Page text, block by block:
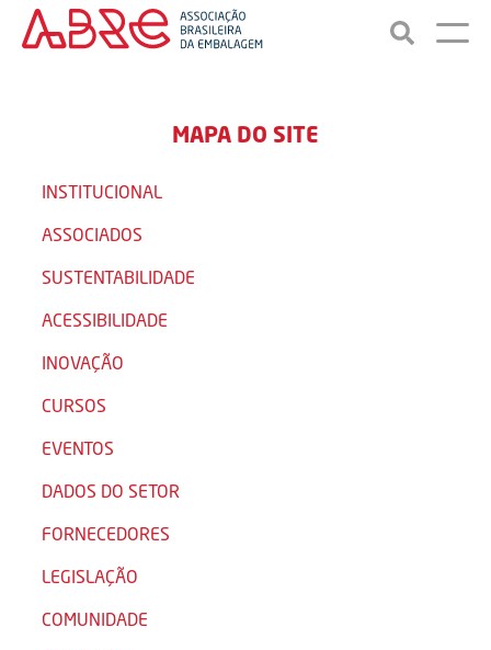
MAPA DO SITE
INSTITUCIONAL
ASSOCIADOS
SUSTENTABILIDADE
ACESSIBILIDADE
INOVAÇÃO
CURSOS
EVENTOS
DADOS DO SETOR
FORNECEDORES
LEGISLAÇÃO
COMUNIDADE